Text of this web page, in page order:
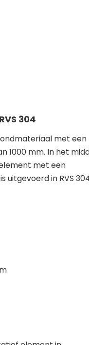
304
met een
1000 mm. In het
met een
uitgevoerd in RVS